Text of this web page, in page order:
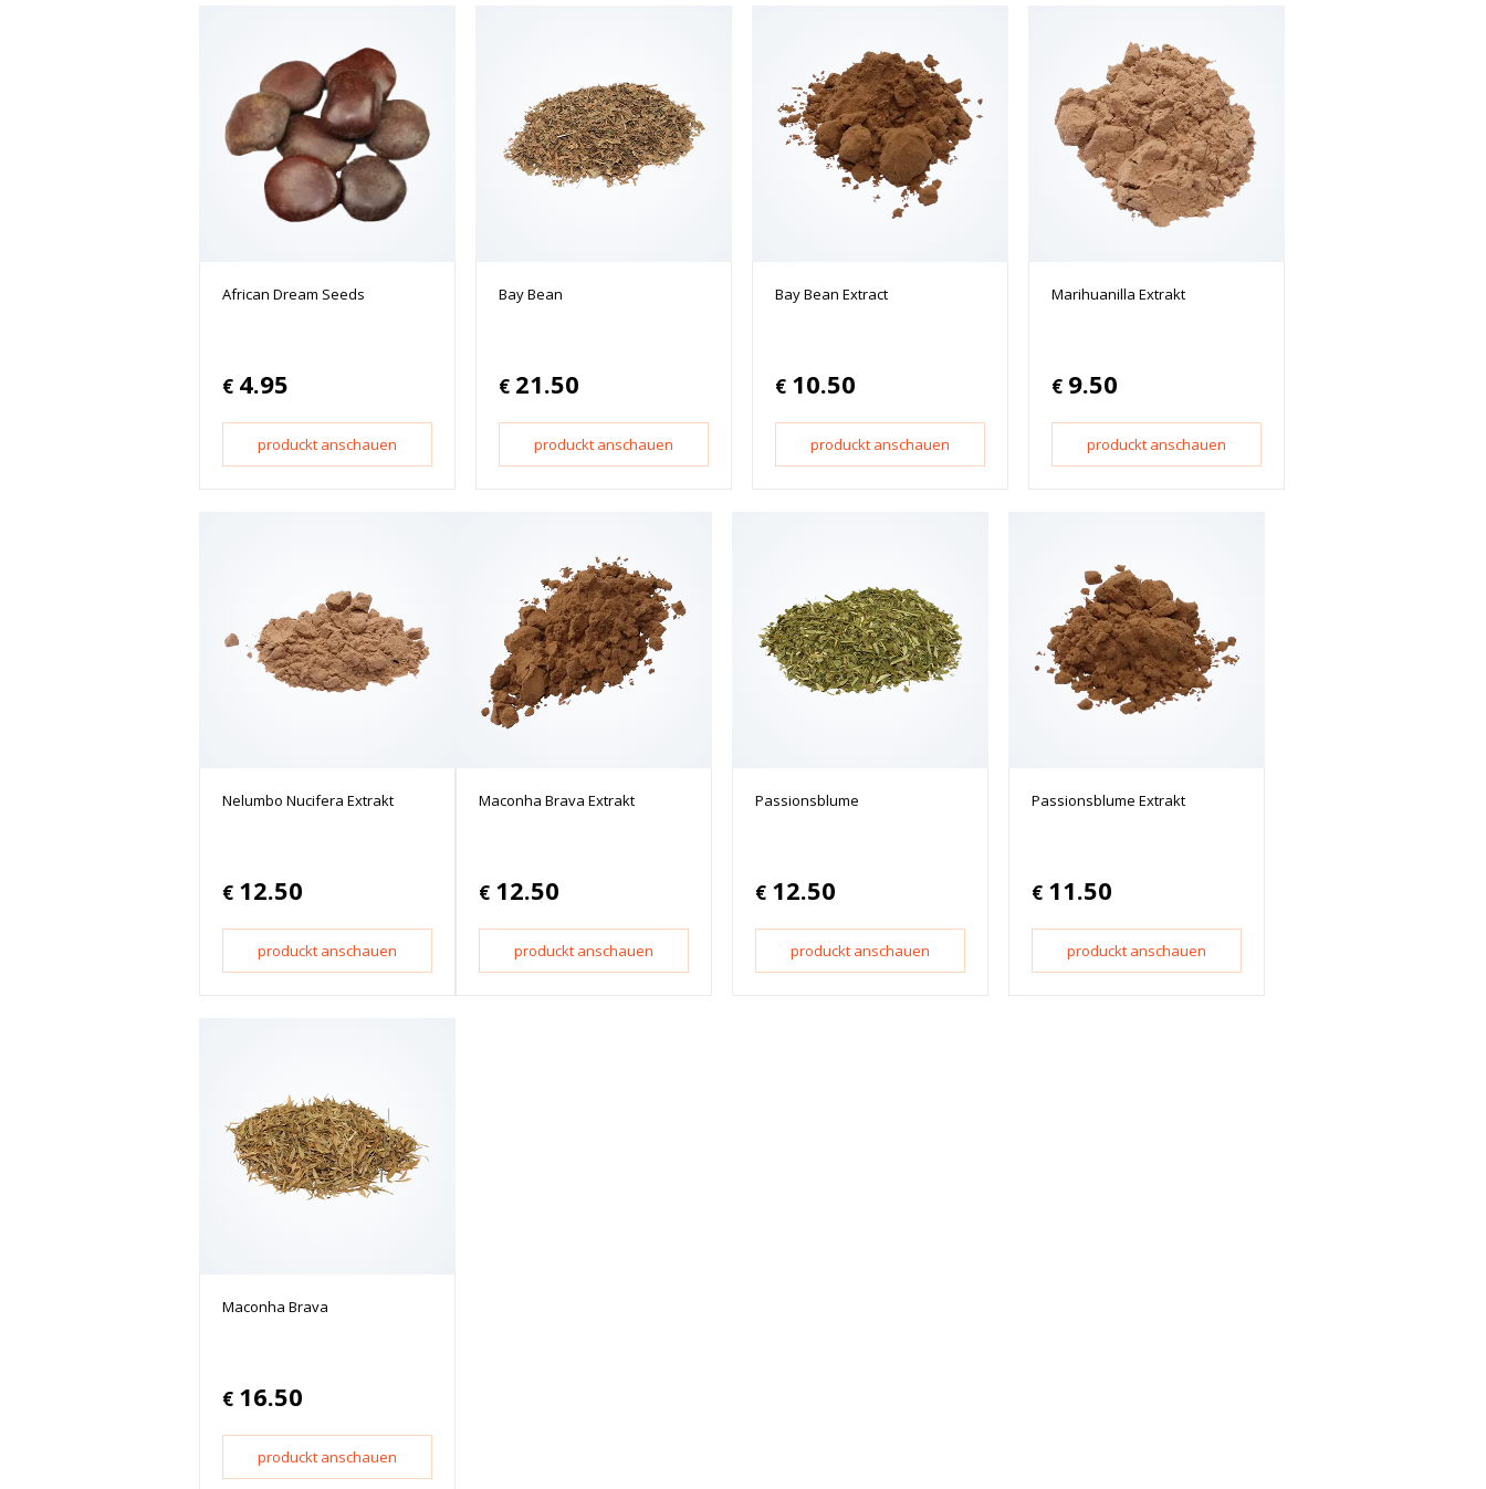
African Dream Seeds
€ 4.95
produckt anschauen
Bay Bean
€ 21.50
produckt anschauen
Bay Bean Extract
€ 10.50
produckt anschauen
Marihuanilla Extrakt
€ 9.50
produckt anschauen
Nelumbo Nucifera Extrakt
€ 12.50
produckt anschauen
Maconha Brava Extrakt
€ 12.50
produckt anschauen
Passionsblume
€ 12.50
produckt anschauen
Passionsblume Extrakt
€ 11.50
produckt anschauen
Maconha Brava
€ 16.50
produckt anschauen